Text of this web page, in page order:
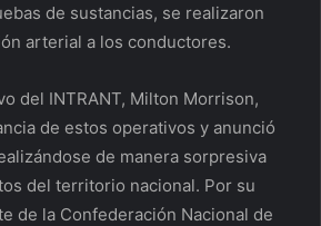
de sustancias, se realizaron
arterial a los conductores.
del INTRANT, Milton Morrison,
de estos operativos y anunció
de manera sorpresiva
del territorio nacional. Por su
de la Confederación Nacional de